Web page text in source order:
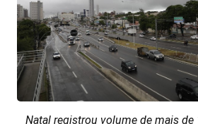
Natal registrou volume de mais